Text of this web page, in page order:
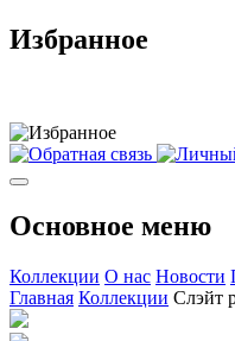
Избранное
Основное меню
Коллекции О нас Новости
Главная Коллекции Слэйт